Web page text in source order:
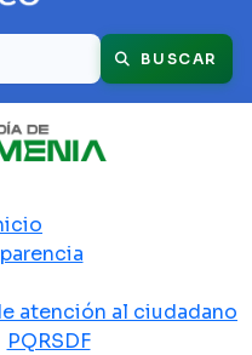
BUSCAR
atención al ciudadano
PQRSDF